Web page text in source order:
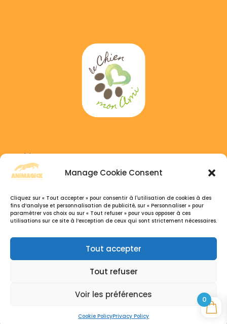
Manage Cookie Consent
Cliquez sur « Tout accepter » pour consentir à l'utilisation de cookies à des
fins d’analyse et personnalisation de publicité, sur « Personnaliser » pour
paramétrer vos choix ou sur « Tout refuser » pour vous opposer à ces
utilisations sur ce site à l’exception de ceux qui sont strictement nécessaires.
Tout accepter
Tout refuser
Voir les préférences
Cookie PolicyPrivacy Policy
Adress :
6 GAICHEL, 8469 Habscht, Luxembourg
+352 691 333 041
+32 495 77 26 07
Du Lundi au Samedi, 9h30 – 18:30
IT-CLICK
Pour plus d’informations 0